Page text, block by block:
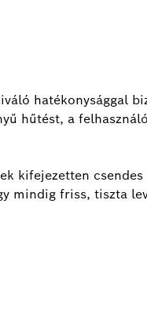
hatékonysággal
hűtést, a
kifejezetten
mindig friss, tiszta